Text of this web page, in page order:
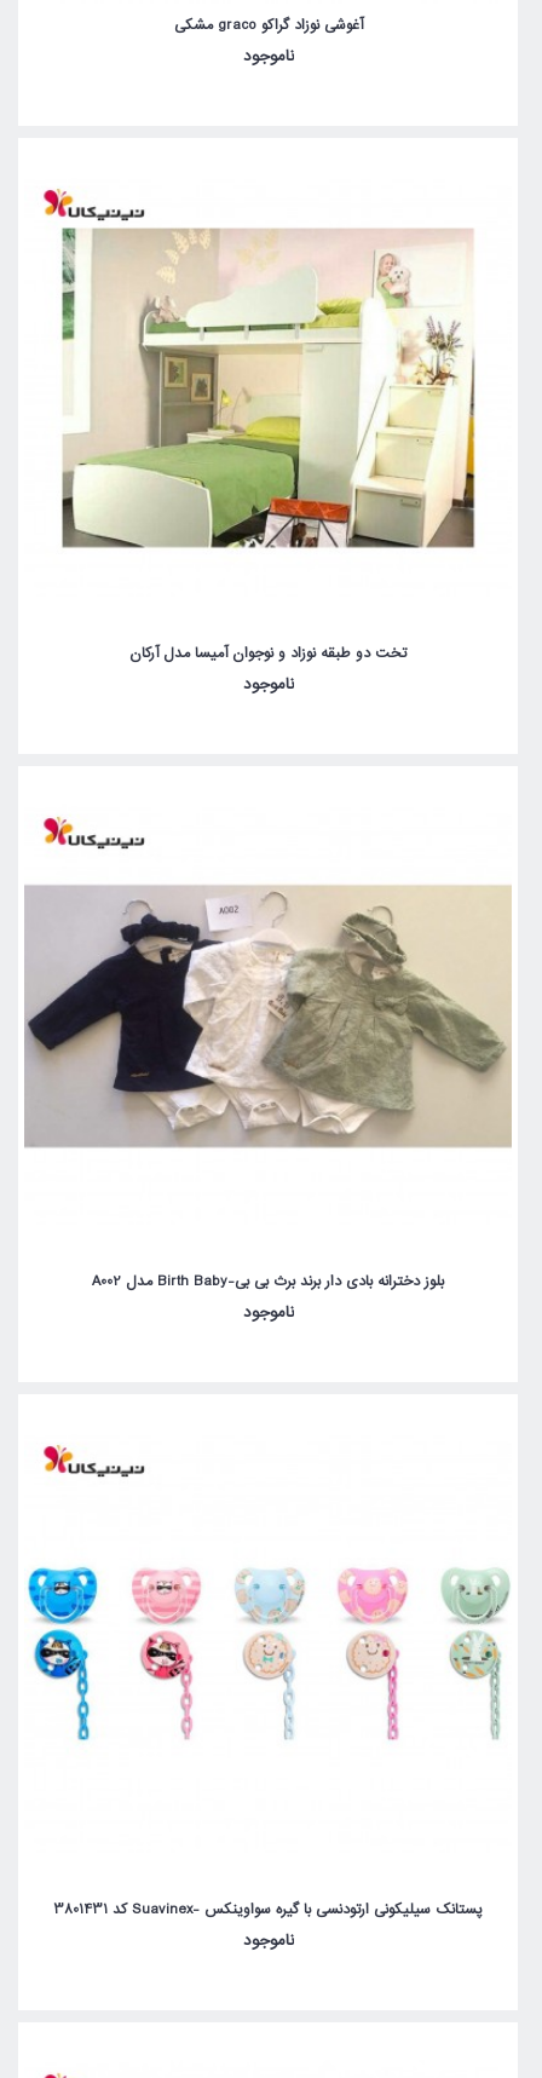
آغوشی نوزاد گراکو graco مشکی
ناموجود
تخت دو طبقه نوزاد و نوجوان آمیسا مدل آرکان
ناموجود
بلوز دخترانه بادی دار برند برث بی بی-Birth Baby مدل A002
ناموجود
پستانک سیلیکونی ارتودنسی با گیره سواوینکس -Suavinex کد 3801431
ناموجود